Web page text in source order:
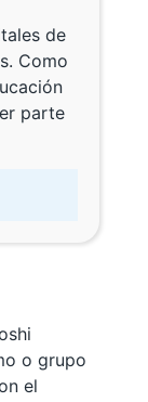
de
Como
parte
o grupo
el